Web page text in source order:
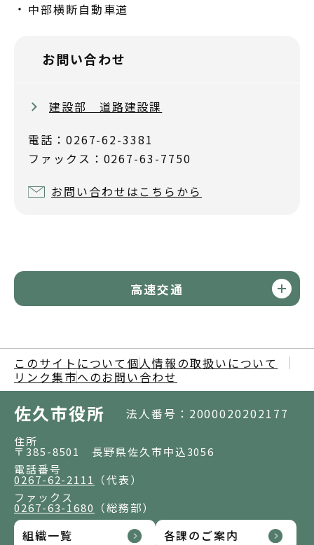
中部横断自動車道
お問い合わせ
建設部 道路建設課
電話：0267-62-3381
ファックス：0267-63-7750
お問い合わせはこちらから
高速交通
このサイトについて 個人情報の取扱いについて
リンク集市へのお問い合わせ
佐久市役所 法人番号：2000020202177
住所
〒385-8501 長野県佐久市中込3056
電話番号
0267-62-2111
（代表）
ファックス
0267-63-1680 （総務部）
組織一覧 各課のご案内